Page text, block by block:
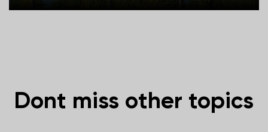
Dont miss other topics